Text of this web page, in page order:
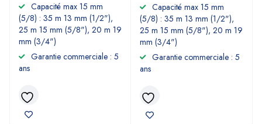
Capacité max 15 mm
(5/8) : 35 m 13 mm (1/2"),
25 m 15 mm (5/8"), 20 m 19
mm (3/4")
Garantie commerciale : 5
ans
Capacité max 15 mm
(5/8) : 35 m 13 mm (1/2"),
25 m 15 mm (5/8"), 20 m 19
mm (3/4")
Garantie commerciale : 5
ans